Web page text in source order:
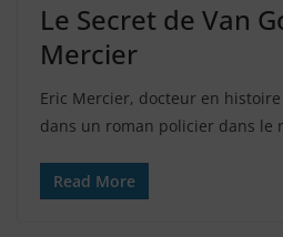
Le Secret de Van
Mercier
Eric Mercier, docteur en
dans un roman policier dans le
Read More